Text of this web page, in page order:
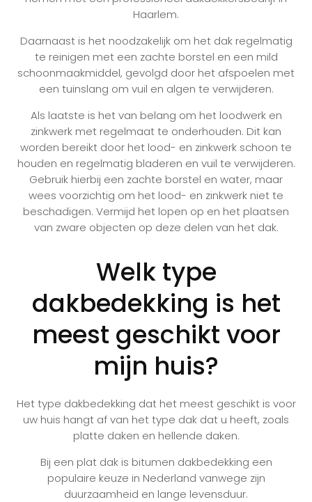
Haarlem.
Daarnaast is het noodzakelijk om het dak regelmatig
te reinigen met een zachte borstel en een mild
schoonmaakmiddel, gevolgd door het afspoelen met
een tuinslang om vuil en algen te verwijderen.
Als laatste is het van belang om het loodwerk en
zinkwerk met regelmaat te onderhouden. Dit kan
worden bereikt door het lood- en zinkwerk schoon te
houden en regelmatig bladeren en vuil te verwijderen.
Gebruik hierbij een zachte borstel en water, maar
wees voorzichtig om het lood- en zinkwerk niet te
beschadigen. Vermijd het lopen op en het plaatsen
van zware objecten op deze delen van het dak.
Welk type
dakbedekking is het
meest geschikt voor
mijn huis?
Het type dakbedekking dat het meest geschikt is voor
uw huis hangt af van het type dak dat u heeft, zoals
platte daken en hellende daken.
Bij een plat dak is bitumen dakbedekking een
populaire keuze in Nederland vanwege zijn
duurzaamheid en lange levensduur.